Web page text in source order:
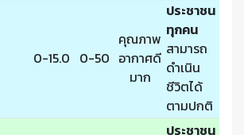
0-15.0 0-50
คุณภาพ
อากาศดี
มาก
ประชาชน
ทุกคน
สามารถ
ดำเนิน
ชีวิตได้
ตามปกติ
ประชาชน